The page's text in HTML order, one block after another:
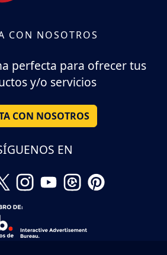
CON NOSOTROS
perfecta para ofrecer tus
y/o servicios
CON NOSOTROS
EN